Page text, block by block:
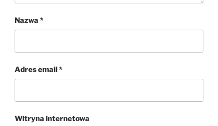
Nazwa *
Adres email*
Witryna internetowa